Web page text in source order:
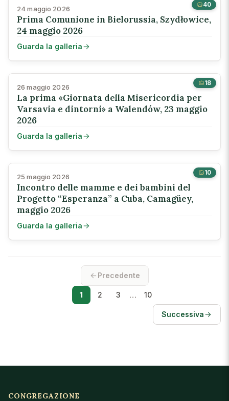
40
24 maggio 2026
Prima Comunione in Bielorussia, Szydłowice,
24 maggio 2026
Guarda la galleria
18
26 maggio 2026
La prima «Giornata della Misericordia per
Varsavia e dintorni» a Walendów, 23 maggio
2026
Guarda la galleria
10
25 maggio 2026
Incontro delle mamme e dei bambini del
Progetto “Esperanza” a Cuba, Camagüey,
maggio 2026
Guarda la galleria
Precedente
1 2 3 … 10
Successiva
CONGREGAZIONE